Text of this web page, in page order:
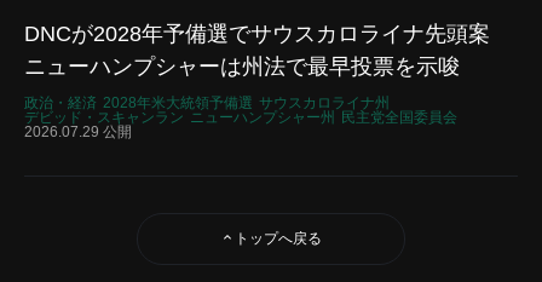
DNCが2028年予備選でサウスカロライナ先頭案
ニューハンプシャーは州法で最早投票を示唆
政治・経済 2028年米大統領予備選 サウスカロライナ州
デビッド・スキャンラン ニューハンプシャー州
民主党全国委員会
2026.07.29 公開
トップへ戻る